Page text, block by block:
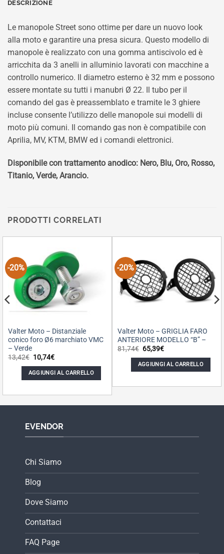
DESCRIZIONE
Le manopole Street sono ottime per dare un nuovo look
alla moto e garantire una presa sicura. Questo modello di
manopole è realizzato con una gomma antiscivolo ed è
arricchita da 3 anelli in alluminio lavorati con macchine a
controllo numerico. Il diametro esterno è 32 mm e possono
essere montate su tutti i manubri Ø 22. Il tubo per il
comando del gas è preassemblato e tramite le 3 ghiere
incluse consente l’utilizzo delle manopole sui modelli di
moto più comuni. Il comando gas non è compatibile con
Aprilia, MV, KTM, BMW ed i comandi elettronici.
Disponibile con trattamento anodico: Nero, Blu, Oro, Rosso,
Titanio, Verde, Arancio.
PRODOTTI CORRELATI
-20%
Valter Moto – Distanziale
conico foro Ø6 marchiato VMC
– Verde
13,42€ Il
prezzo
originale
era:
13,42€.
10,74€Il
attuale
è:
10,74€.
AGGIUNGI AL CARRELLO
-20%
Valter Moto – GRIGLIA FARO
ANTERIORE MODELLO “B” –
81,74€ Il
prezzo
originale
era:
81,74€.
65,39€Il
attuale
è:
65,39€.
AGGIUNGI AL CARRELLO
EVENDOR
Chi Siamo
Blog
Dove Siamo
Contattaci
FAQ Page